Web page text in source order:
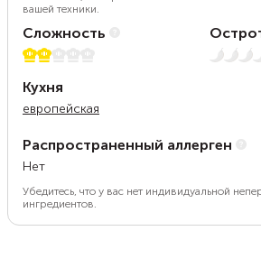
вашей техники.
Сложность
2 из 5
Нет
Кухня
европейская
Распространенный аллерген
Нет
Убедитесь, что у вас нет индивидуальной
ингредиентов.